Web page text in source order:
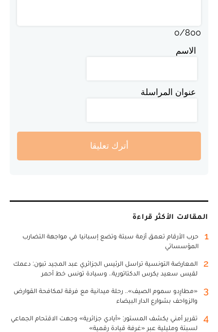
0/800
الاسم
عنوان المراسلة
أترك تعليقا
المقالات الأكثر قراءة
1
حرب الأرقام تعمق أزمة سبتة وتضع إسبانيا في مواجهة التضارب
المؤسساتي
2
المعارضة التونسية تراسل الرئيس الجزائري عبد المجيد تبون: دعمك
لقيس سعيد يكرس الدكتاتورية.. وسيادة تونس خط أحمر
3
«مطارِدو سموم الصيف».. رحلة ميدانية مع فرقة لمكافحة القوارض
والزواحف بشوارع الدار البيضاء
4
تقرير أمني يكشف المستور: «أيادي جزائرية» وجهت الاقتحام الجماعي
لسبتة ومليلية عبر «غرفة قيادة رقمية»